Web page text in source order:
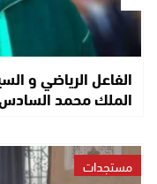
الفاعل الرياضي و
الملك محمد
مستجدات